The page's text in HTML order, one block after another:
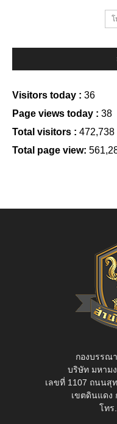
โ
Visitors today : 36
Page views today : 38
Total visitors : 472,738
Total page view:
กองบรรณ
บริษัท มหาม
เลขที่ 1107 ถนนสุ
เขตดินแดง
โทร